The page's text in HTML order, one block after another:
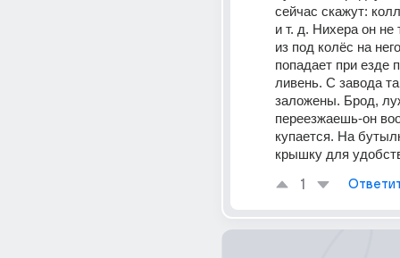
сейчас скажут:
и т. д. Нихера он не
из под колёс на
попадает при езде
ливень. С завода
заложены. Брод,
переезжаешь-он
купается. На
крышку для
1